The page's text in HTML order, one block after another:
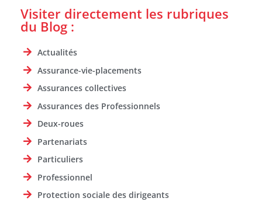
Visiter directement les rubriques
du Blog :
Actualités
Assurance-vie-placements
Assurances collectives
Assurances des Professionnels
Deux-roues
Partenariats
Particuliers
Professionnel
Protection sociale des dirigeants